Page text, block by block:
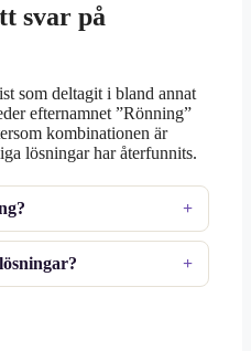
svar på
som deltagit i bland annat
efternamnet ”Rönning”
kombinationen är
lösningar har återfunnits.